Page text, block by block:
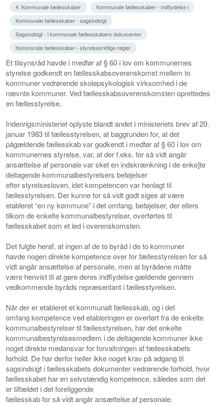
4. Kommunale fællesskaber
Kommunale fællesskaber - indflydelse i
Kommunale fællesskaber - sagsindsigt
Sagsindsigt - i kommunale fællesskabers dokumenter
Kommunale fællesskaber - styrelsesretlige regler
Et tilsynsråd havde i medfør af § 60 i lov om kommunernes
styrelsegodkendt en fællesskabsoverenskomst mellem to
kommuner vedrørende skolepsykologisk virksomhed i de
nævnte kommuner. Ved fællesskabsoverenskomsten oprettedes
en fællesstyrelse.
Indenrigsministeriet oplyste blandt andet i ministeriets brev af 20.
januar 1983 til fællesstyrelsen, at baggrunden for, at det
pågældende fællesskab var godkendt i medfør af § 60 i lov om
kommunernes styrelse, var, at der f.eks. for så vidt angår
ansættelse af personale varsket en indskrænkning i de enke]te
deltagende kommunalbestyrelsers beføjelser
efterstyrelsesloven, idet kompetencen var henlagt til
fællesstyrelsen. Der kunne for så vidt godt siges at være
etableret “en ny kommune” i det omfang, beføjelser, der ellers
tilkom de enkelte kommunalbestyrelser, overførtes til
fællesskabet som et led i overenskomsten.
Det fulgte heraf, at ingen af de to byråd i de to kommuner
havde nogen direkte kompetence over for fællesstyrelsen forså
vidt angår ansættelse af personale, men at byrådene måtte
være henvist til at gøre deres indflydelse gældende gennem
vedkommende byråds repræsentant i fællesstyrelsen.
Når der er etableret et kommunalt fællesskab, og i det
omfang kompetence ved etableringen er overført fra de enkelte
kommunalbestyrelser til fællesstyrelsen, har det enkelte
kommunalbestyrelsesmedlem i de deltagende kommuner ikke
noget direkte medansvar for forvaltningen af fællesskabets
forhold. De har derfor heller ikke noget krav på adgang til
sagsindsigt i fællesskabets dokumenter vedrørende forhold, hvor
fællesskabet har en selvstændig kompetence, således som det
er tilfældet i det foreliggende
fællesskab for så vidt angår ansættelse af personale.